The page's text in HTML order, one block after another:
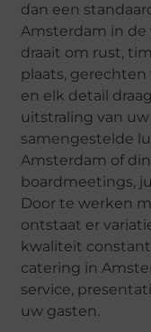
dan een
Amsterdam in
draait om rust,
plaats,
en elk detail
uitstraling van
samengestelde
Amsterdam of
boardmeetings,
Door te werken
ontstaat er
kwaliteit
catering in
service,
uw gasten.